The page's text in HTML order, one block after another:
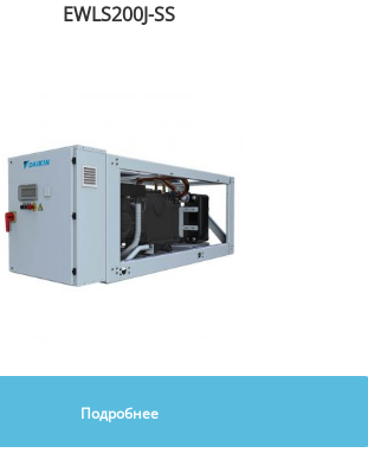
EWLS200J-SS
Подробнее